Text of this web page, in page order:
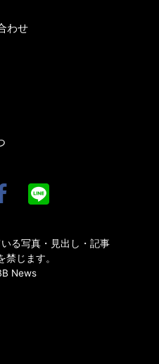
わせ
る写真・見出し・記事
禁じます。
News